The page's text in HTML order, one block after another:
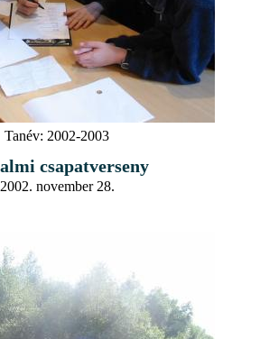
Tanév: 2002-2003
csapatverseny
2002. november 28.